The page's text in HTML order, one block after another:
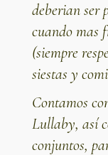
deberian ser
cuando mas
(siempre
siestas y
Contamos
Lullaby, así
conjuntos,